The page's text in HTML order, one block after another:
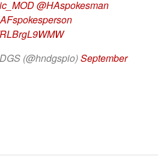
@HAspokesman
(@hndgspio)September